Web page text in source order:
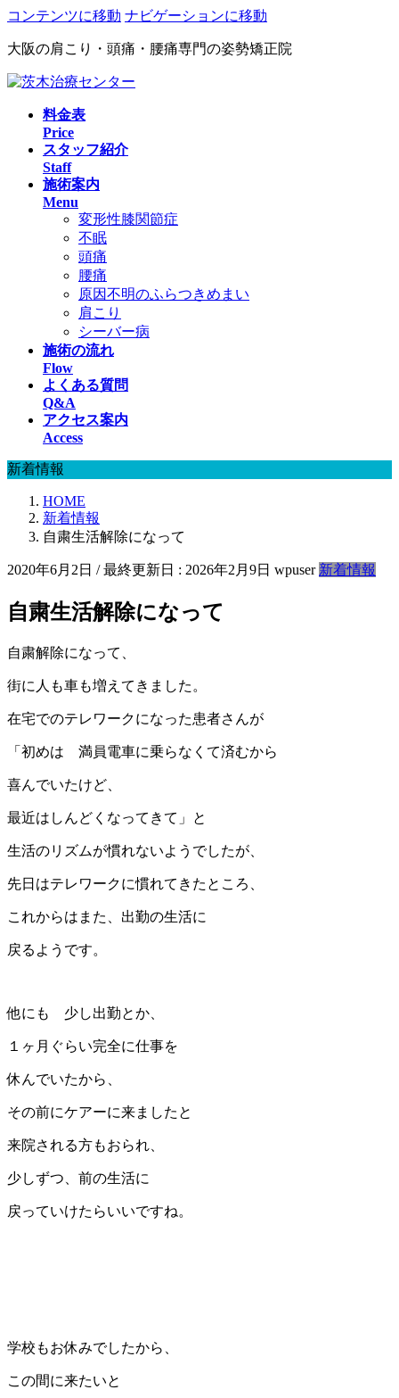
コンテンツに移動 ナビゲーションに移動
大阪の肩こり・頭痛・腰痛専門の姿勢矯正院
料金表
Price
スタッフ紹介
Staff
施術案内
Menu
変形性膝関節症
不眠
頭痛
腰痛
原因不明のふらつきめまい
肩こり
シーバー病
施術の流れ
Flow
よくある質問
Q&A
アクセス案内
Access
新着情報
HOME
新着情報
自粛生活解除になって
2020年6月2日 / 最終更新日 : 2026年2月9日 wpuser 新着情報
自粛生活解除になって
自粛解除になって、
街に人も車も増えてきました。
在宅でのテレワークになった患者さんが
「初めは 満員電車に乗らなくて済むから
喜んでいたけど、
最近はしんどくなってきて」と
生活のリズムが慣れないようでしたが、
先日はテレワークに慣れてきたところ、
これからはまた、出勤の生活に
戻るようです。
他にも 少し出勤とか、
１ヶ月ぐらい完全に仕事を
休んでいたから、
その前にケアーに来ましたと
来院される方もおられ、
少しずつ、前の生活に
戻っていけたらいいですね。
学校もお休みでしたから、
この間に来たいと